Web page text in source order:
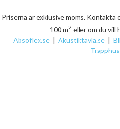
Priserna är exklusive moms. Kontakta
100 m2 eller om du vill
Absoflex.se | Akustiktavla.se |